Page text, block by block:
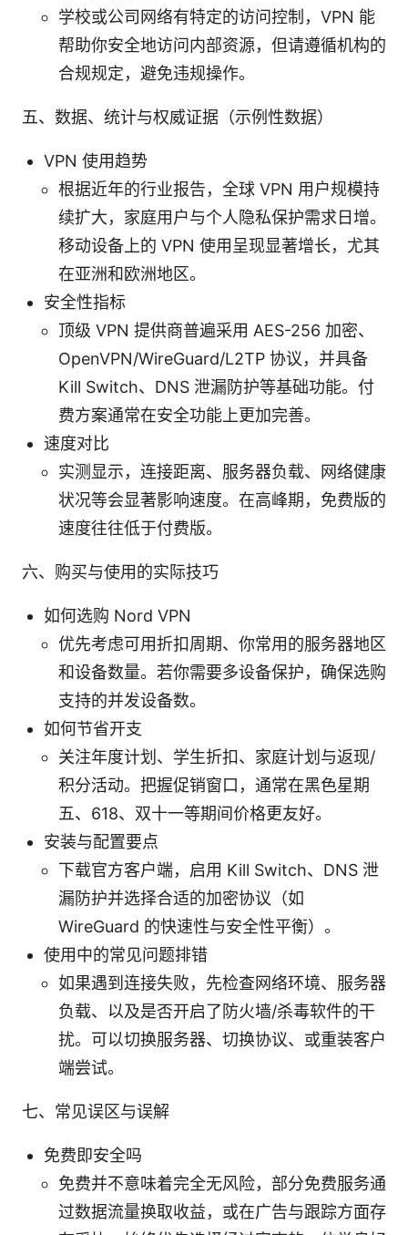
学校或公司网络有特定的访问控制，VPN 能
帮助你安全地访问内部资源，但请遵循机构的
合规规定，避免违规操作。
五、数据、统计与权威证据（示例性数据）
VPN 使用趋势
根据近年的行业报告，全球 VPN 用户规模持
续扩大，家庭用户与个人隐私保护需求日增。
移动设备上的 VPN 使用呈现显著增长，尤其
在亚洲和欧洲地区。
安全性指标
顶级 VPN 提供商普遍采用 AES-256 加密、
OpenVPN/WireGuard/L2TP 协议，并具备
Kill Switch、DNS 泄漏防护等基础功能。付
费方案通常在安全功能上更加完善。
速度对比
实测显示，连接距离、服务器负载、网络健康
状况等会显著影响速度。在高峰期，免费版的
速度往往低于付费版。
六、购买与使用的实际技巧
如何选购 Nord VPN
优先考虑可用折扣周期、你常用的服务器地区
和设备数量。若你需要多设备保护，确保选购
支持的并发设备数。
如何节省开支
关注年度计划、学生折扣、家庭计划与返现/
积分活动。把握促销窗口，通常在黑色星期
五、618、双十一等期间价格更友好。
安装与配置要点
下载官方客户端，启用 Kill Switch、DNS 泄
漏防护并选择合适的加密协议（如
WireGuard 的快速性与安全性平衡）。
使用中的常见问题排错
如果遇到连接失败，先检查网络环境、服务器
负载、以及是否开启了防火墙/杀毒软件的干
扰。可以切换服务器、切换协议、或重装客户
端尝试。
七、常见误区与误解
免费即安全吗
免费并不意味着完全无风险，部分免费服务通
过数据流量换取收益，或在广告与跟踪方面存